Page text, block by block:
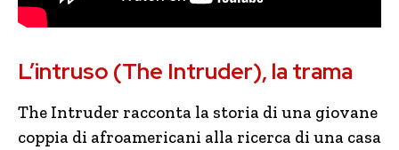
L’intruso (The Intruder), la trama
The Intruder racconta la storia di una giovane
coppia di afroamericani alla ricerca di una casa